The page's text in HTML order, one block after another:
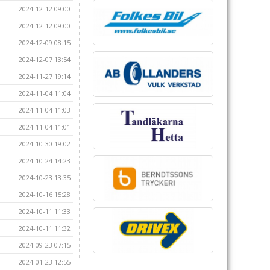
2024-12-12 09:00
2024-12-12 09:00
2024-12-09 08:15
2024-12-07 13:54
2024-11-27 19:14
2024-11-04 11:04
2024-11-04 11:03
2024-11-04 11:01
2024-10-30 19:02
2024-10-24 14:23
2024-10-23 13:35
2024-10-16 15:28
2024-10-11 11:33
2024-10-11 11:32
2024-09-23 07:15
2024-01-23 12:55